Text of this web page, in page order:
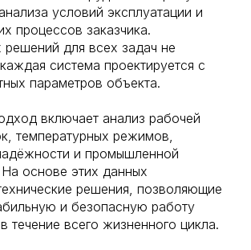
условий эксплуатации и
процессов заказчика.
решений для всех задач не
система проектируется с
параметров объекта.
включает анализ рабочей
температурных режимов,
и промышленной
основе этих данных
решения, позволяющие
и безопасную работу
течение всего жизненного цикла.